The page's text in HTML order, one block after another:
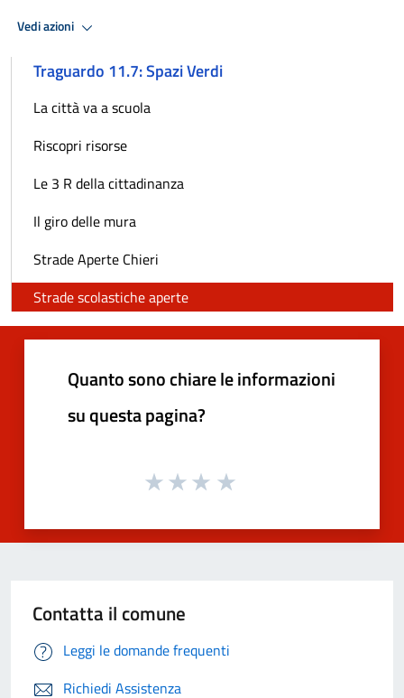
Vedi azioni
Traguardo 11.7: Spazi Verdi
La città va a scuola
Riscopri risorse
Le 3 R della cittadinanza
Il giro delle mura
Strade Aperte Chieri
Strade scolastiche aperte
Quanto sono chiare le informazioni
su questa pagina?
Contatta il comune
Leggi le domande frequenti
Richiedi Assistenza